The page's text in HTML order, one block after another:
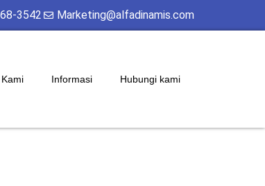
3542 Marketing@alfadinamis.com
Informasi Hubungi kami